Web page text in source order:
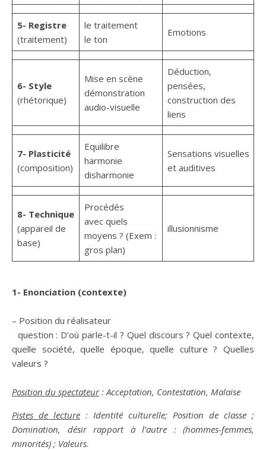
5- Registre
(traitement)
le traitement
le ton
Emotions
6- Style
(rhétorique)
Mise en scène
démonstration
audio-visuelle
Déduction,
pensées,
construction des
liens
7- Plasticité
(composition)
Equilibre
harmonie
disharmonie
Sensations visuelles
et auditives
8- Technique
(appareil de
base)
Procédés
avec quels
moyens ? (Exem :
gros plan)
illusionnisme
1- Enonciation (contexte)
– Position du réalisateur
question : D’où parle-t-il ? Quel discours ? Quel contexte,
quelle société, quelle époque, quelle culture ? Quelles
valeurs ?
Position du spectateur: Acceptation, Contestation, Malaise
Pistes de lecture : Identité culturelle; Position de classe ;
Domination, désir rapport à l’autre : (hommes-femmes,
minorités) ; Valeurs.